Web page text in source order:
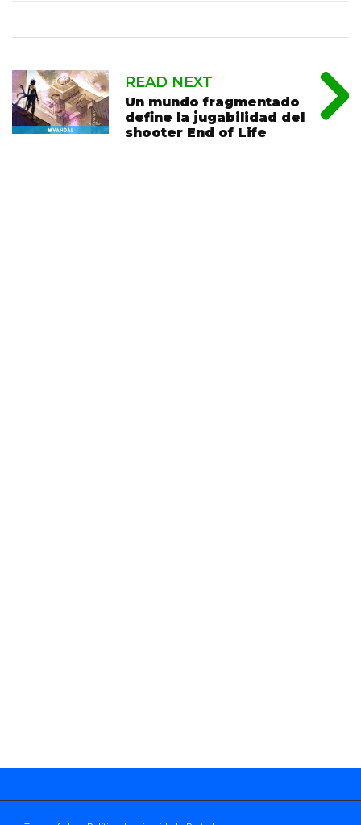
READ NEXT
Un mundo fragmentado
define la jugabilidad del
shooter End of Life